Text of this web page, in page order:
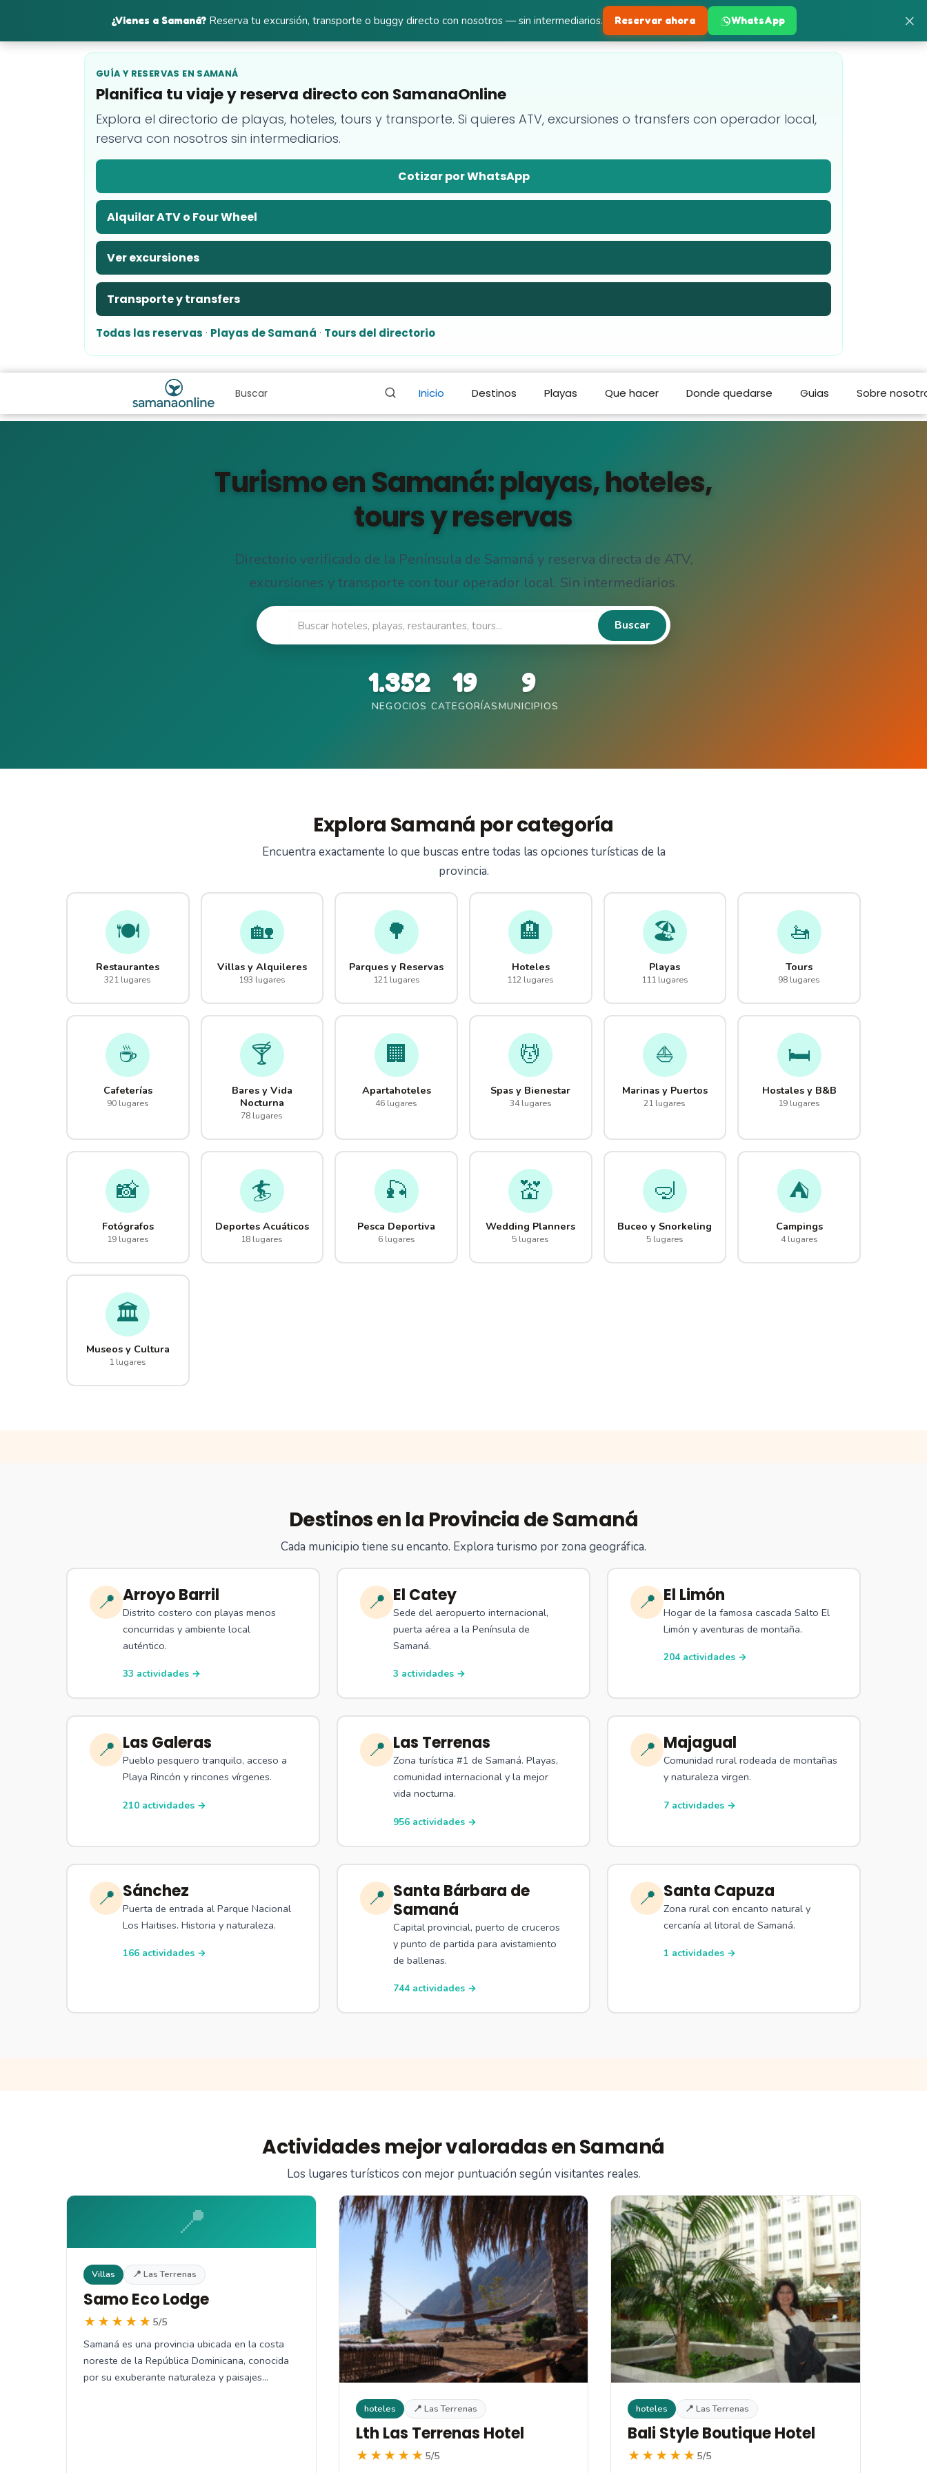
GUÍA Y RESERVAS EN SAMANÁ
Planifica tu viaje y reserva directo con SamanaOnline
Explora el directorio de playas, hoteles, tours y transporte. Si quieres ATV, excursiones o transfers con operador local,
reserva con nosotros sin intermediarios.
Cotizar por WhatsApp
Alquilar ATV o Four Wheel
Ver excursiones
Transporte y transfers
Todas las reservas · Playas de Samaná · Tours del directorio
Inicio Destinos Playas Que hacer Donde quedarse Guias Sobre
Turismo en Samaná: playas, hoteles,
tours y reservas
Directorio verificado de la Península de Samaná y reserva directa de ATV,
excursiones y transporte con tour operador local. Sin intermediarios.
Buscar
1.352
NEGOCIOS
19
CATEGORÍAS
9
MUNICIPIOS
Explora Samaná por categoría
Encuentra exactamente lo que buscas entre todas las opciones turísticas de la
provincia.
🍽️
Restaurantes
321 lugares
🏡
Villas y Alquileres
193 lugares
🌳
Parques y Reservas
121 lugares
🏨
Hoteles
112 lugares
🏖️
Playas
111 lugares
🚤
Tours
98 lugares
☕
Cafeterías
90 lugares
🍸
Bares y Vida
Nocturna
78 lugares
🏢
Apartahoteles
46 lugares
💆
Spas y Bienestar
34 lugares
⛵
Marinas y Puertos
21 lugares
🛏️
Hostales y B&B
19 lugares
📸
Fotógrafos
19 lugares
🏄
Deportes Acuáticos
18 lugares
🎣
Pesca Deportiva
6 lugares
💒
Wedding Planners
5 lugares
🤿
Buceo y Snorkeling
5 lugares
⛺
Campings
4 lugares
🏛️
Museos y Cultura
1 lugares
Destinos en la Provincia de Samaná
Cada municipio tiene su encanto. Explora turismo por zona geográfica.
📍 Arroyo Barril
Distrito costero con playas menos
concurridas y ambiente local
auténtico.
33 actividades →
📍 El Catey
Sede del aeropuerto internacional,
puerta aérea a la Península de
Samaná.
3 actividades →
📍 El Limón
Hogar de la famosa cascada Salto El
Limón y aventuras de montaña.
204 actividades →
📍 Las Galeras
Pueblo pesquero tranquilo, acceso a
Playa Rincón y rincones vírgenes.
210 actividades →
📍 Las Terrenas
Zona turística #1 de Samaná. Playas,
comunidad internacional y la mejor
vida nocturna.
956 actividades →
📍 Majagual
Comunidad rural rodeada de montañas
y naturaleza virgen.
7 actividades →
📍 Sánchez
Puerta de entrada al Parque Nacional
Los Haitises. Historia y naturaleza.
166 actividades →
📍 Santa Bárbara de
Samaná
Capital provincial, puerto de cruceros
y punto de partida para avistamiento
de ballenas.
744 actividades →
📍 Santa Capuza
Zona rural con encanto natural y
cercanía al litoral de Samaná.
1 actividades →
Actividades mejor valoradas en Samaná
Los lugares turísticos con mejor puntuación según visitantes reales.
📍
Villas 📍 Las Terrenas
Samo Eco Lodge
★★★★★ 5/5
Samaná es una provincia ubicada en la costa
noreste de la República Dominicana, conocida
por su exuberante naturaleza y paisajes…
hoteles 📍 Las Terrenas
Lth Las Terrenas Hotel
★★★★★ 5/5
hoteles 📍 Las Terrenas
Bali Style Boutique Hotel
★★★★★ 5/5
×
¿Vienes a Samaná?Reserva tu excursión, transporte o buggy directo con nosotros — sin intermediarios. Reservar ahora WhatsApp